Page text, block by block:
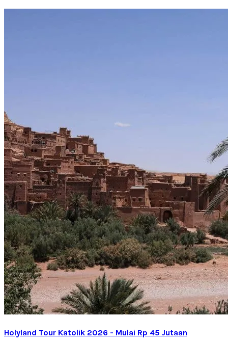
Holyland Tour Katolik 2026 - Mulai Rp 45 Jutaan